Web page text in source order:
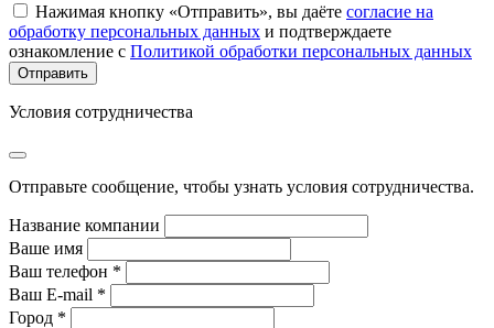
Нажимая кнопку «Отправить», вы даёте согласие на
обработку персональных данных и подтверждаете
ознакомление с Политикой обработки персональных данных
Условия сотрудничества
Отправьте сообщение, чтобы узнать условия сотрудничества.
Название компании
Ваше имя
Ваш телефон *
Ваш E-mail *
Город *